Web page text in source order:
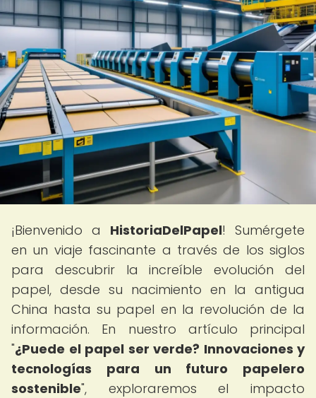
¡Bienvenido a HistoriaDelPapel! Sumérgete
en un viaje fascinante a través de los siglos
para descubrir la increíble evolución del
papel, desde su nacimiento en la antigua
China hasta su papel en la revolución de la
información. En nuestro artículo principal
"¿Puede el papel ser verde? Innovaciones y
tecnologías para un futuro papelero
sostenible", exploraremos el impacto